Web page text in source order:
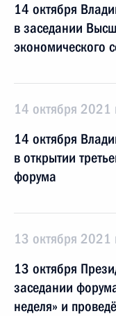
14 октября
в заседании
экономического
14 октября 2021
14 октября
в открытии
форума
13 октября 2021
13 октября
заседании
неделя» и